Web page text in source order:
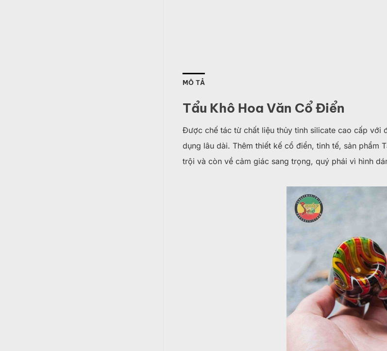
MÔ TẢ
Tẩu Khô Hoa Văn Cổ Điển
Được chế tác từ chất liệu thủy tinh silicate cao cấp với
dụng lâu dài. Thêm thiết kế cổ điển, tinh tế, sản phẩm
trội và còn về cảm giác sang trọng, quý phái vì hình